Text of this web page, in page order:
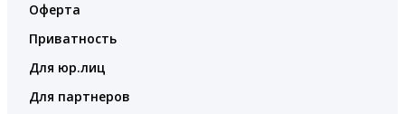
Оферта
Приватность
Для юр.лиц
Для партнеров